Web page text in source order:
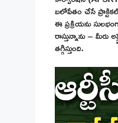
బలోపేతం చేసే
ఈ ప్రక్రియను
రాస్తున్నాను –
తగ్గిస్తుంది.